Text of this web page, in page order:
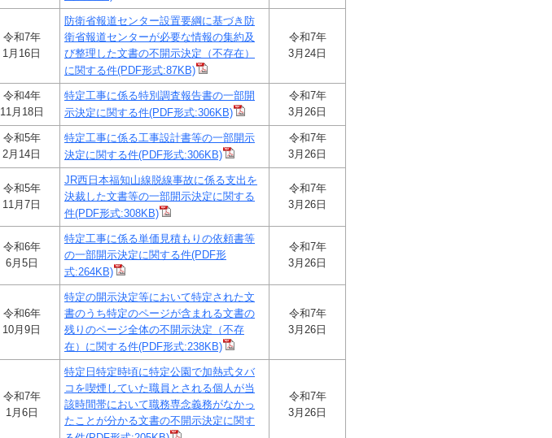
令和7年
1月16日
防衛省報道センター設置要綱に基づき防
衛省報道センターが必要な情報の集約及
び整理した文書の不開示決定（不存在）
に関する件(PDF形式:87KB)
令和7年
3月24日
令和4年
11月18日
特定工事に係る特別調査報告書の一部開
示決定に関する件(PDF形式:306KB)
令和7年
3月26日
令和5年
2月14日
特定工事に係る工事設計書等の一部開示
決定に関する件(PDF形式:306KB)
令和7年
3月26日
令和5年
11月7日
JR西日本福知山線脱線事故に係る支出を
決裁した文書等の一部開示決定に関する
件(PDF形式:308KB)
令和7年
3月26日
令和6年
6月5日
特定工事に係る単価見積もりの依頼書等
の一部開示決定に関する件(PDF形
式:264KB)
令和7年
3月26日
令和6年
10月9日
特定の開示決定等において特定された文
書のうち特定のページが含まれる文書の
残りのページ全体の不開示決定（不存
在）に関する件(PDF形式:238KB)
令和7年
3月26日
令和7年
1月6日
特定日特定時頃に特定公園で加熱式タバ
コを喫煙していた職員とされる個人が当
該時間帯において職務専念義務がなかっ
たことが分かる文書の不開示決定に関す
令和7年
3月26日